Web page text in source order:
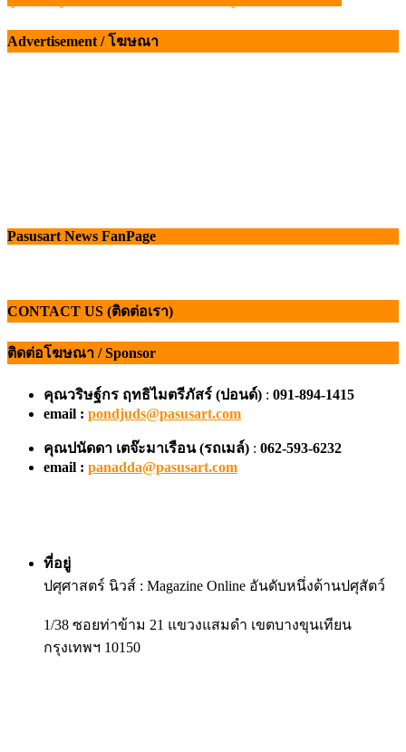
Advertisement / โฆษณา
Pasusart News FanPage
CONTACT US (ติดต่อเรา)
ติดต่อโฆษณา / Sponsor
คุณวริษฐ์กร ฤทธิไมตรีภัสร์ (ปอนด์) : 091-894-1415
email : pondjuds@pasusart.com
คุณปนัดดา เตจ๊ะมาเรือน (รถเมล์) : 062-593-6232
email : panadda@pasusart.com
ที่อยู่
ปศุศาสตร์ นิวส์ : Magazine Online อันดับหนึ่งด้านปศุสัตว์
1/38 ซอยท่าข้าม 21 แขวงแสมดำ เขตบางขุนเทียน
กรุงเทพฯ 10150